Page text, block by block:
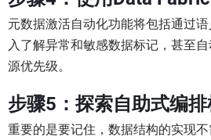
元数据激活自动化功能将包括通过
入了解异常和敏感数据标记，甚至
源优先级。
步骤5：探索自助式编排
重要的是要记住，数据结构的实现